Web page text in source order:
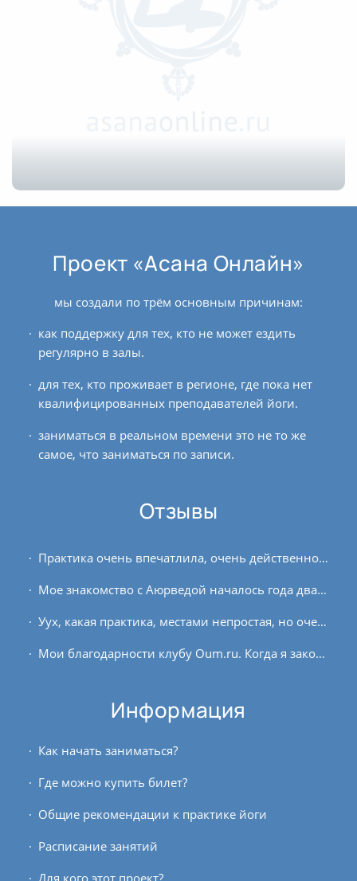
Проект «Асана Онлайн»
мы создали по трём основным причинам:
как поддержку для тех, кто не может ездить
регулярно в залы.
для тех, кто проживает в регионе, где пока нет
квалифицированных преподавателей йоги.
заниматься в реальном времени это не то же
самое, что заниматься по записи.
Отзывы
Практика очень впечатлила, очень действенно. Немного необычно было вращение туловища, как-то не совсем получилось, когда мы обнимаем себя за плечи захватывая область...
Мое знакомство с Аюрведой началось года два назад. С тех пор непонимание и даже злость, раздражение от некоторых своих вата-качеств стали сменяться постепенным пониманием и...
Уух, какая практика, местами непростая, но очень понравилась! Благодарю!
Мои благодарности клубу Оum.ru. Когда я закончила школу, а затем Бизнес-коледж , и наконец Университет, я выдохнула с таким облегчением, что мне больше никогда не придется...
Информация
Как начать заниматься?
Где можно купить билет?
Общие рекомендации к практике йоги
Расписание занятий
Для кого этот проект?